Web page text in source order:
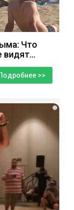
Что
>>
i